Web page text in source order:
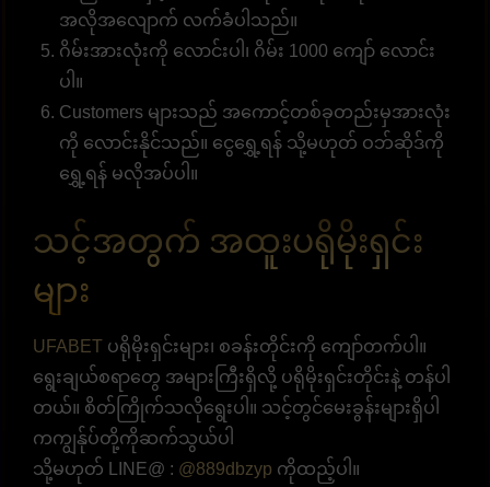
အလိုအလျောက် လက်ခံပါသည်။
ဂိမ်းအားလုံးကို လောင်းပါ၊ ဂိမ်း 1000 ကျော် လောင်း
ပါ။
Customers များသည် အကောင့်တစ်ခုတည်းမှအားလုံး
ကို လောင်းနိုင်သည်။ ငွေရွှေ့ရန် သို့မဟုတ် ဝဘ်ဆိုဒ်ကို
ရွှေ့ရန် မလိုအပ်ပါ။
သင့်အတွက် အထူးပရိုမိုးရှင်း
များ
UFABET ပရိုမိုးရှင်းများ၊ စခန်းတိုင်းကို ကျော်တက်ပါ။
ရွေးချယ်စရာတွေ အများကြီးရှိလို့ ပရိုမိုးရှင်းတိုင်းနဲ့ တန်ပါ
တယ်။ စိတ်ကြိုက်သလိုရွေးပါ။ သင့်တွင်မေးခွန်းများရှိပါ
ကကျွန်ုပ်တို့ကိုဆက်သွယ်ပါ
သို့မဟုတ် LINE@ : @889dbzyp ကိုထည့်ပါ။